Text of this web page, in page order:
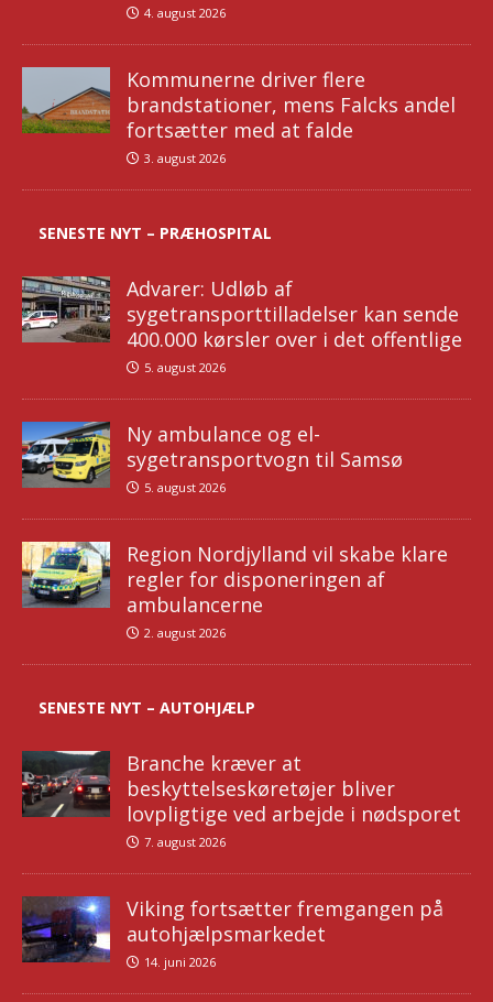
4. august 2026
Kommunerne driver flere
brandstationer, mens Falcks andel
fortsætter med at falde
3. august 2026
SENESTE NYT – PRÆHOSPITAL
Advarer: Udløb af
sygetransporttilladelser kan sende
400.000 kørsler over i det offentlige
5. august 2026
Ny ambulance og el-
sygetransportvogn til Samsø
5. august 2026
Region Nordjylland vil skabe klare
regler for disponeringen af
ambulancerne
2. august 2026
SENESTE NYT – AUTOHJÆLP
Branche kræver at
beskyttelseskøretøjer bliver
lovpligtige ved arbejde i nødsporet
7. august 2026
Viking fortsætter fremgangen på
autohjælpsmarkedet
14. juni 2026